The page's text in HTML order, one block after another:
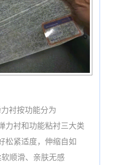
衬按功能分为
力衬和功能粘衬三大类
松紧适度，伸缩自如
顺滑、亲肤无感